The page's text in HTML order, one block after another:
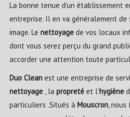
La bonne tenue d’un établissement
entreprise. Il en va généralement
image. Le nettoyagede vos locaux
dont vous serez perçu du grand
accorder une attention toute
Duo Cleanest une entreprise de
nettoyage, la propretéet l’hygiène
particuliers .Situés à Mouscron, nous